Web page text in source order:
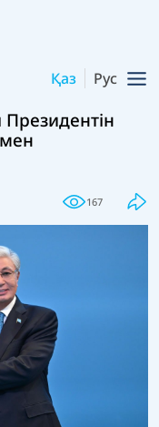
Қаз Рус
167